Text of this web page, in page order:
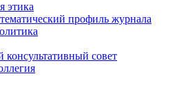
этика
профиль журнала
совет